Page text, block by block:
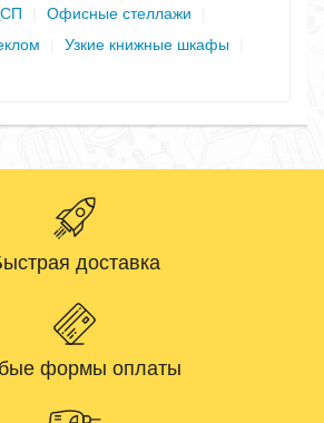
Офисные стеллажи
Узкие книжные шкафы
доставка
формы оплаты